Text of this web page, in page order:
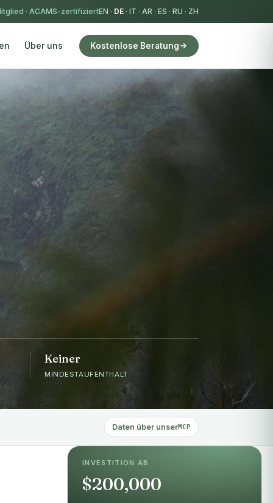
· ACAMS-zertifiziertEN · DE · IT · AR · ES · RU · ZH
Über uns Kostenlose Beratung
Keiner
MINDESTAUFENTHALT
Daten über unserMCP
INVESTITION AB
$200,000